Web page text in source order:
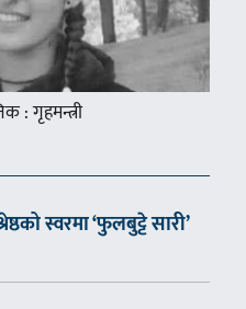
: गृहमन्त्री
स्वरमा ‘फुलबुट्टे सारी’